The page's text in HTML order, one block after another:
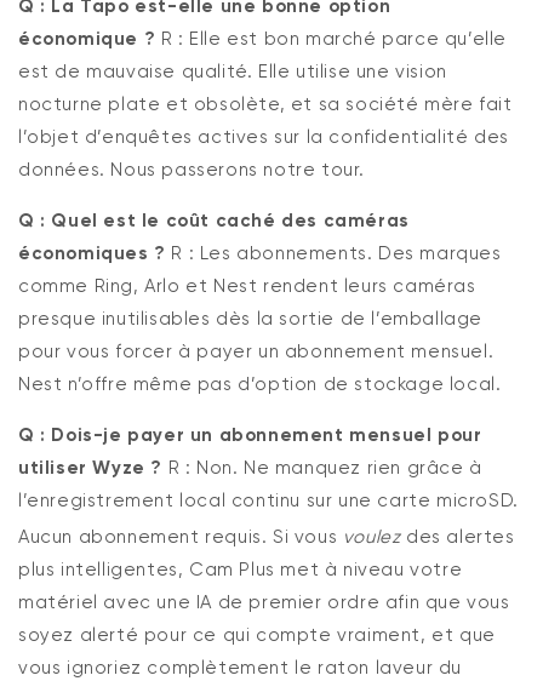
Q : La Tapo est-elle une bonne option
économique ? R : Elle est bon marché parce qu’elle
est de mauvaise qualité. Elle utilise une vision
nocturne plate et obsolète, et sa société mère fait
l’objet d’enquêtes actives sur la confidentialité des
données. Nous passerons notre tour.
Q : Quel est le coût caché des caméras
économiques ? R : Les abonnements. Des marques
comme Ring, Arlo et Nest rendent leurs caméras
presque inutilisables dès la sortie de l’emballage
pour vous forcer à payer un abonnement mensuel.
Nest n’offre même pas d’option de stockage local.
Q : Dois-je payer un abonnement mensuel pour
utiliser Wyze ? R : Non. Ne manquez rien grâce à
l’enregistrement local continu sur une carte microSD.
Aucun abonnement requis.Si vous voulezdes alertes
plus intelligentes, Cam Plus met à niveau votre
matériel avec une IA de premier ordre afin que vous
soyez alerté pour ce qui compte vraiment, et que
vous ignoriez complètement le raton laveur du